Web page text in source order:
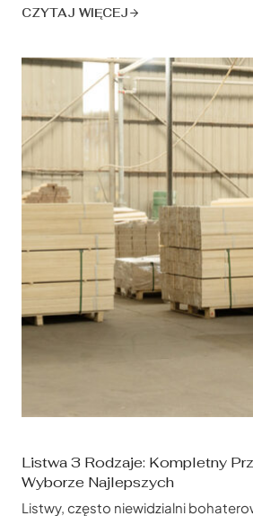
wilgotności, wybór odpowiedniej
zniszczeniem. Dwóch konkurentów
na szczycie listy: sklejka morska i
Obie oferują odporność na wilgoć,
CZYTAJ WIĘCEJ
Listwa 3 Rodzaje: Kompletny
Wyborze Najlepszych
Listwy, często niewidzialni